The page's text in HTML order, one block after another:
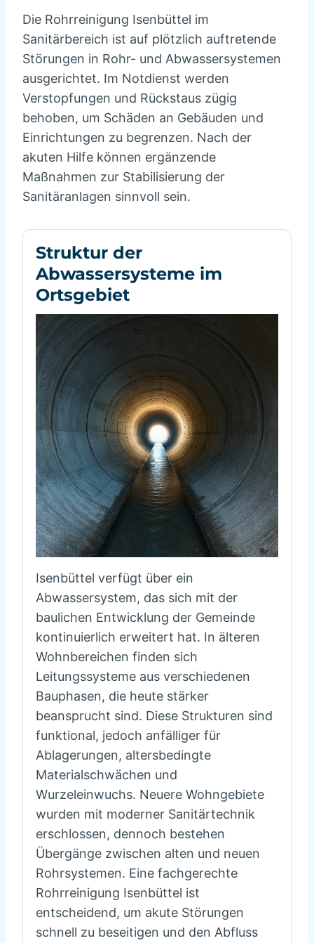
Die Rohrreinigung Isenbüttel im
Sanitärbereich ist auf plötzlich auftretende
Störungen in Rohr- und Abwassersystemen
ausgerichtet. Im Notdienst werden
Verstopfungen und Rückstaus zügig
behoben, um Schäden an Gebäuden und
Einrichtungen zu begrenzen. Nach der
akuten Hilfe können ergänzende
Maßnahmen zur Stabilisierung der
Sanitäranlagen sinnvoll sein.
Struktur der
Abwassersysteme im
Ortsgebiet
Isenbüttel verfügt über ein
Abwassersystem, das sich mit der
baulichen Entwicklung der Gemeinde
kontinuierlich erweitert hat. In älteren
Wohnbereichen finden sich
Leitungssysteme aus verschiedenen
Bauphasen, die heute stärker
beansprucht sind. Diese Strukturen sind
funktional, jedoch anfälliger für
Ablagerungen, altersbedingte
Materialschwächen und
Wurzeleinwuchs. Neuere Wohngebiete
wurden mit moderner Sanitärtechnik
erschlossen, dennoch bestehen
Übergänge zwischen alten und neuen
Rohrsystemen. Eine fachgerechte
Rohrreinigung Isenbüttel ist
entscheidend, um akute Störungen
schnell zu beseitigen und den Abfluss